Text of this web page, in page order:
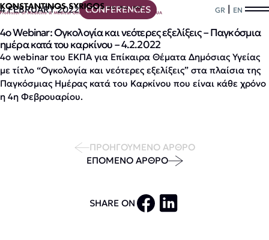
GR | EN
4 FEBRUARY 2022 CONFERENCES
4ο Webinar: Ογκολογία και νεότερες εξελίξεις – Παγκόσµια
ηµέρα κατά του καρκίνου – 4.2.2022
4ο webinar του ΕΚΠΑ για Επίκαιρα Θέματα Δημόσιας Υγείας
με τίτλο “Ογκολογία και νεότερες εξελίξεις” στα πλαίσια της
Παγκόσμιας Ημέρας κατά του Καρκίνου που είναι κάθε χρόνο
η 4η Φεβρουαρίου.
ΠΡΟΗΓΟΥΜΕΝΟ ΑΡΘΡΟ
SHARE ON
ΕΠΟΜΕΝΟ ΑΡΘΡΟ